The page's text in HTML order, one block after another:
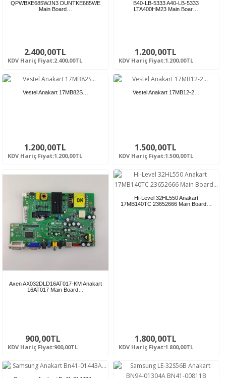
QPWBXE685WJN3 DUNTKE685WE
Main Board…
2.400,00TL
KDV Hariç Fiyat:2.400,00TL
B40-LB-5333 A40-LB-5333
LTA400HM23 Main Boar…
1.200,00TL
KDV Hariç Fiyat:1.200,00TL
Vestel Anakart 17MB82S…
1.200,00TL
KDV Hariç Fiyat:1.200,00TL
Vestel Anakart 17MB12-2…
1.500,00TL
KDV Hariç Fiyat:1.500,00TL
Axen AX032DLD16AT017-KM Anakart
16AT017 Main Board…
900,00TL
KDV Hariç Fiyat:900,00TL
Hi-Level 32HL550 Anakart
17MB140TC 23652666 Main Board…
1.800,00TL
KDV Hariç Fiyat:1.800,00TL